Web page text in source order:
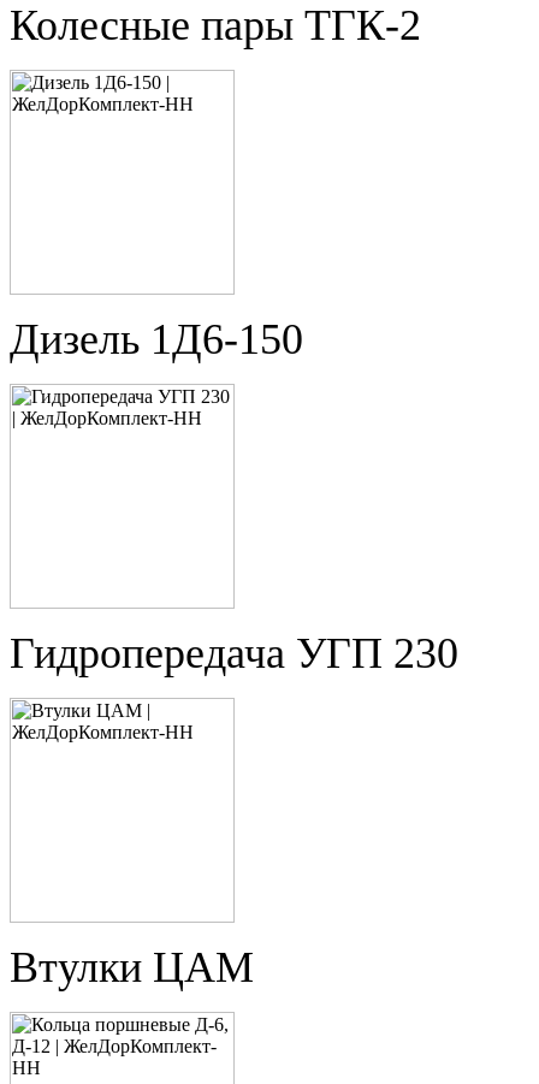
Колесные пары ТГК-2
Дизель 1Д6-150
Гидропередача УГП 230
Втулки ЦАМ